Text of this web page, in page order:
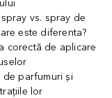
vs. spray de
este diferenta?
corectă de aplicare
de parfumuri și
lor